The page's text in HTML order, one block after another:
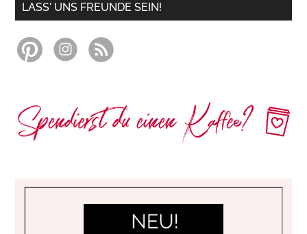
LASS' UNS FREUNDE SEIN!